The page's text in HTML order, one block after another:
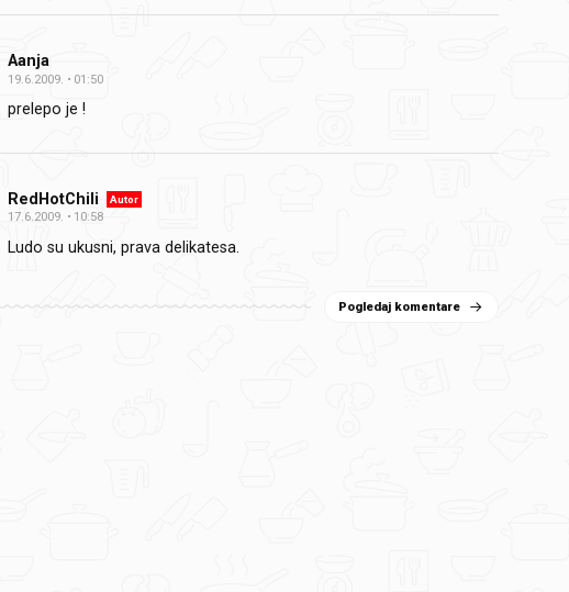
Aanja
19.6.2009. 01:50
prelepo je !
RedHotChili Autor
17.6.2009. 10:58
Ludo su ukusni, prava delikatesa.
Pogledaj komentare